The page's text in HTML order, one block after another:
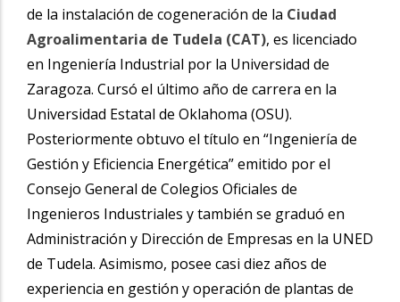
de la instalación de cogeneración de la Ciudad
Agroalimentaria de Tudela (CAT), es licenciado
en Ingeniería Industrial por la Universidad de
Zaragoza. Cursó el último año de carrera en la
Universidad Estatal de Oklahoma (OSU).
Posteriormente obtuvo el título en “Ingeniería de
Gestión y Eficiencia Energética” emitido por el
Consejo General de Colegios Oficiales de
Ingenieros Industriales y también se graduó en
Administración y Dirección de Empresas en la UNED
de Tudela. Asimismo, posee casi diez años de
experiencia en gestión y operación de plantas de